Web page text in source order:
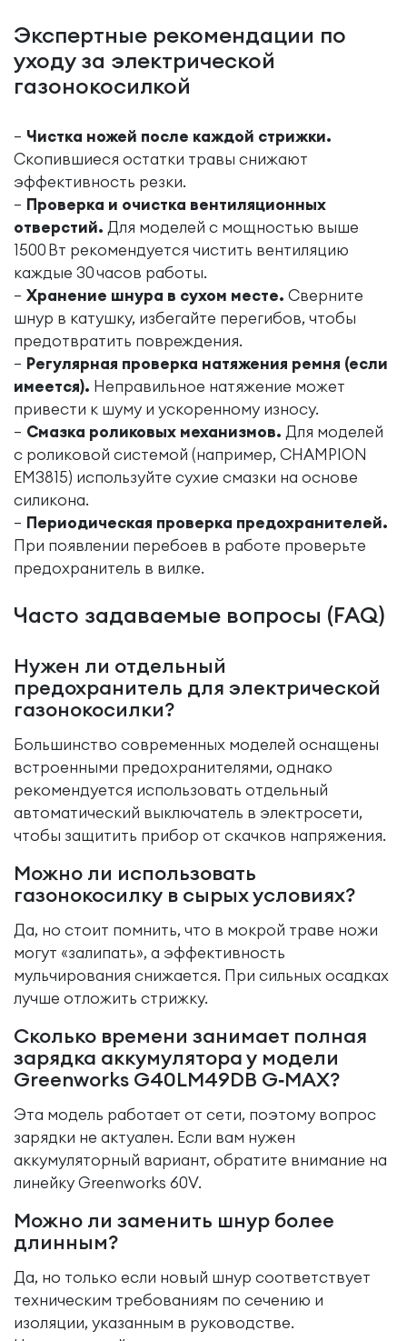
Экспертные рекомендации по
уходу за электрической
газонокосилкой
Чистка ножей после каждой стрижки.
Скопившиеся остатки травы снижают
эффективность резки.
Проверка и очистка вентиляционных
отверстий. Для моделей с мощностью выше
1500 Вт рекомендуется чистить вентиляцию
каждые 30 часов работы.
Хранение шнура в сухом месте. Сверните
шнур в катушку, избегайте перегибов, чтобы
предотвратить повреждения.
Регулярная проверка натяжения ремня (если
имеется). Неправильное натяжение может
привести к шуму и ускоренному износу.
Смазка роликовых механизмов. Для моделей
с роликовой системой (например, CHAMPION
EM3815) используйте сухие смазки на основе
силикона.
Периодическая проверка предохранителей.
При появлении перебоев в работе проверьте
предохранитель в вилке.
Часто задаваемые вопросы (FAQ)
Нужен ли отдельный
предохранитель для электрической
газонокосилки?
Большинство современных моделей оснащены
встроенными предохранителями, однако
рекомендуется использовать отдельный
автоматический выключатель в электросети,
чтобы защитить прибор от скачков напряжения.
Можно ли использовать
газонокосилку в сырых условиях?
Да, но стоит помнить, что в мокрой траве ножи
могут «залипать», а эффективность
мульчирования снижается. При сильных осадках
лучше отложить стрижку.
Сколько времени занимает полная
зарядка аккумулятора у модели
Greenworks G40LM49DB G‑MAX?
Эта модель работает от сети, поэтому вопрос
зарядки не актуален. Если вам нужен
аккумуляторный вариант, обратите внимание на
линейку Greenworks 60V.
Можно ли заменить шнур более
длинным?
Да, но только если новый шнур соответствует
техническим требованиям по сечению и
изоляции, указанным в руководстве.